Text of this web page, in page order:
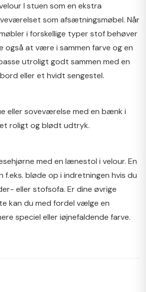
I stuen som en ekstra
som afsætningsmøbel. Når
i forskellige typer stof behøver
også at være i sammen farve og en
utroligt godt sammen med en
eller et hvidt sengestel.
eller soveværelse med en bænk i
roligt og blødt udtryk.
med en lænestol i velour. En
f.eks. bløde op i indretningen hvis du
eller stofsofa. Er dine øvrige
kan du med fordel vælge en
speciel eller iøjnefaldende farve.